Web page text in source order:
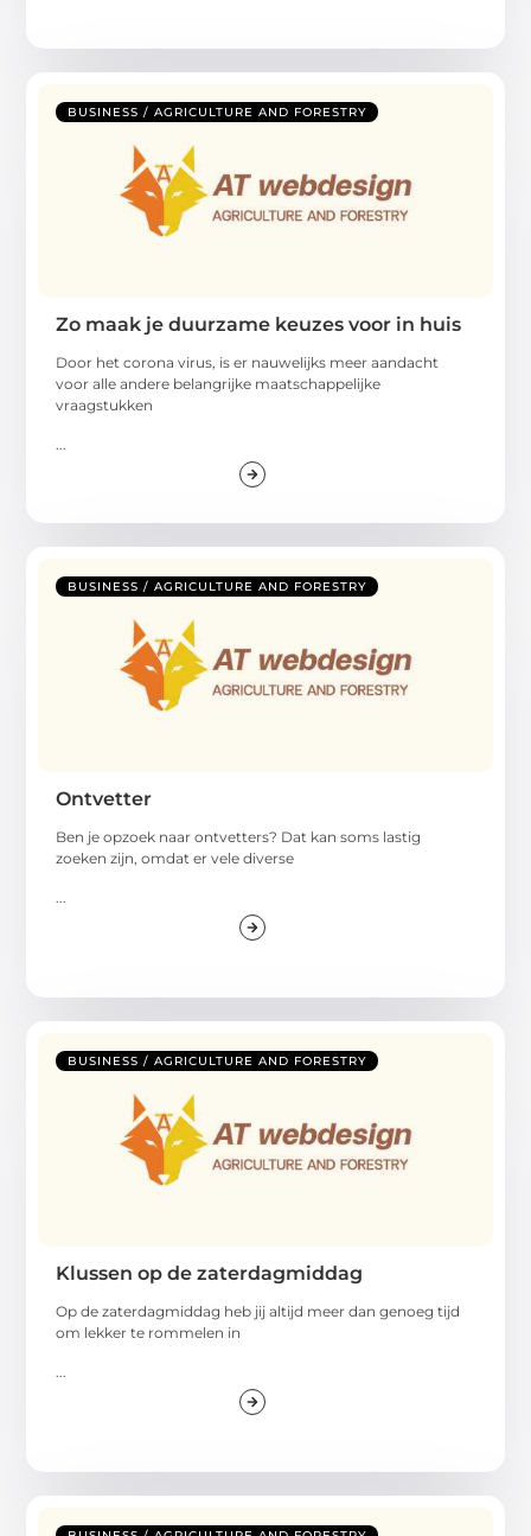
BUSINESS / AGRICULTURE AND FORESTRY
Zo maak je duurzame keuzes voor in huis
Door het corona virus, is er nauwelijks meer aandacht
voor alle andere belangrijke maatschappelijke
vraagstukken
BUSINESS / AGRICULTURE AND FORESTRY
Ontvetter
Ben je opzoek naar ontvetters? Dat kan soms lastig
zoeken zijn, omdat er vele diverse
BUSINESS / AGRICULTURE AND FORESTRY
Klussen op de zaterdagmiddag
Op de zaterdagmiddag heb jij altijd meer dan genoeg tijd
om lekker te rommelen in